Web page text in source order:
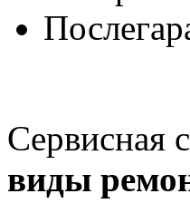
Сервисная
виды